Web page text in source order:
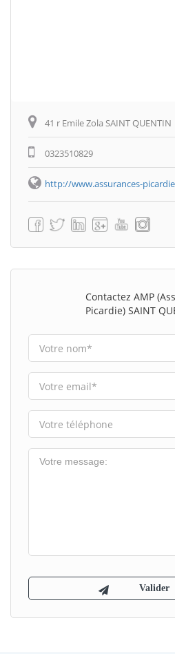
41 r Emile Zola SAINT QUENTIN
0323510829
http://www.assurances-
Contactez AMP
Picardie) SAINT